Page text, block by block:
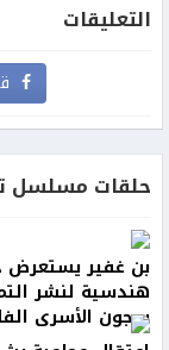
التعليقات
حلقات مسلسل
بن غفير
هندسية لنشر
سجون الأسرى